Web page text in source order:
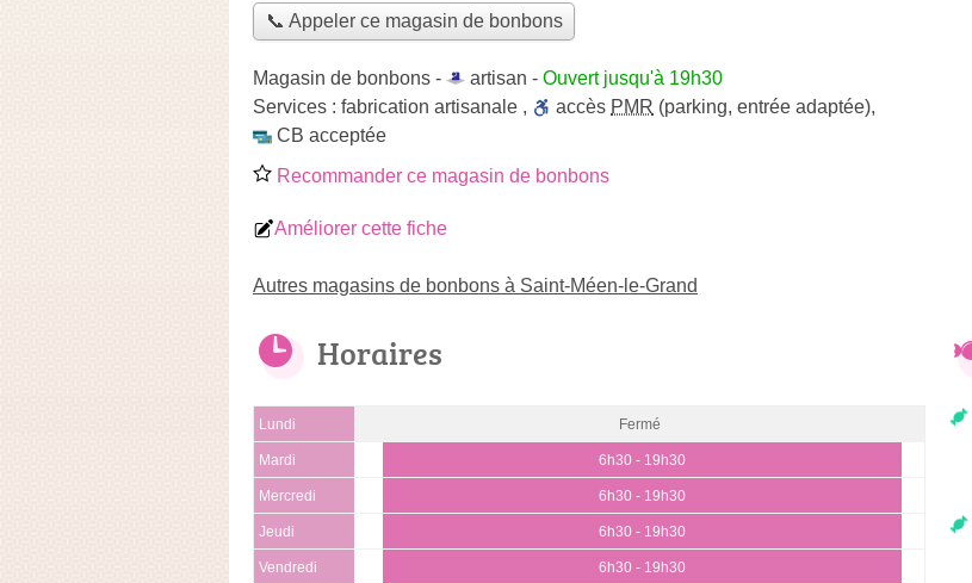
📞 Appeler ce magasin de bonbons
Magasin de bonbons - artisan - Ouvert jusqu'à 19h30
Services : fabrication artisanale , accès PMR (parking, entrée adaptée),
CB acceptée
Recommander ce magasin de bonbons
Améliorer cette fiche
Autres magasins de bonbons à Saint-Méen-le-Grand
Horaires
Lundi Fermé
Mardi 6h30 - 19h30
Mercredi 6h30 - 19h30
Jeudi 6h30 - 19h30
Vendredi 6h30 - 19h30